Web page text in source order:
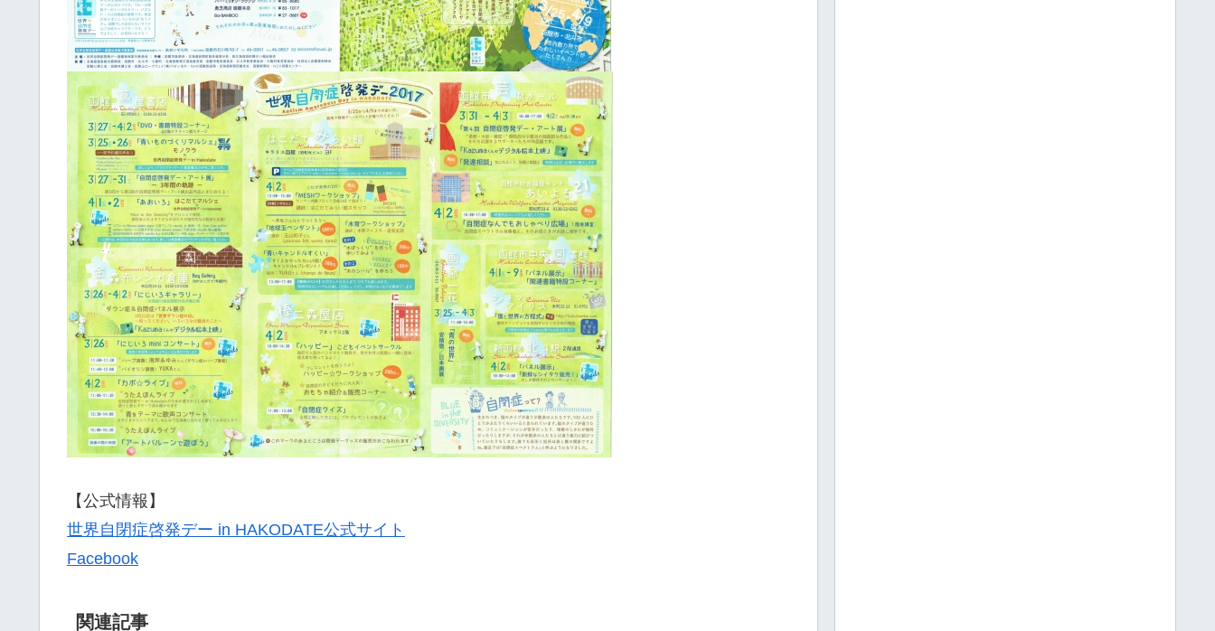
【公式情報】
世界自閉症啓発デー in HAKODATE公式サイト
Facebook
関連記事